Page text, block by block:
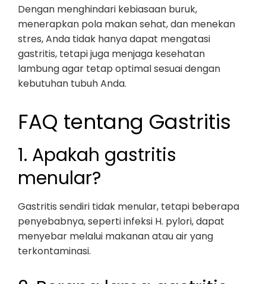
Dengan menghindari kebiasaan buruk,
menerapkan pola makan sehat, dan menekan
stres, Anda tidak hanya dapat mengatasi
gastritis, tetapi juga menjaga kesehatan
lambung agar tetap optimal sesuai dengan
kebutuhan tubuh Anda.
FAQ tentang Gastritis
1. Apakah gastritis
menular?
Gastritis sendiri tidak menular, tetapi beberapa
penyebabnya, seperti infeksi H. pylori, dapat
menyebar melalui makanan atau air yang
terkontaminasi.